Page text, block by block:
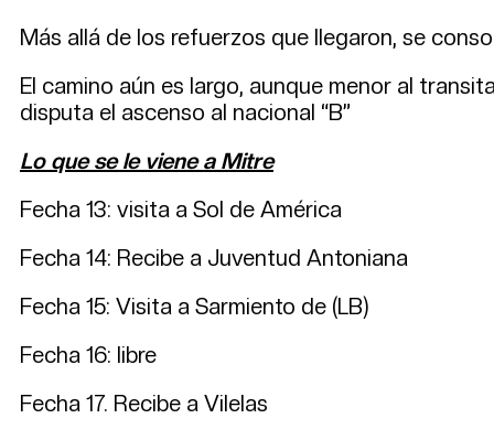
Más allá de los refuerzos que llegaron, se
El camino aún es largo, aunque menor al
disputa el ascenso al nacional “B”
Lo que se le viene a Mitre
Fecha 13: visita a Sol de América
Fecha 14: Recibe a Juventud Antoniana
Fecha 15: Visita a Sarmiento de (LB)
Fecha 16: libre
Fecha 17. Recibe a Vilelas